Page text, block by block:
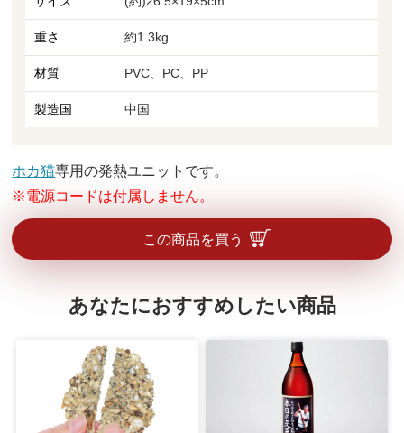
重さ 約1.3kg
材質 PVC、PC、PP
製造国 中国
ホカ猫専用の発熱ユニットです。
※電源コードは付属しません。
この商品を買う
あなたにおすすめしたい商品